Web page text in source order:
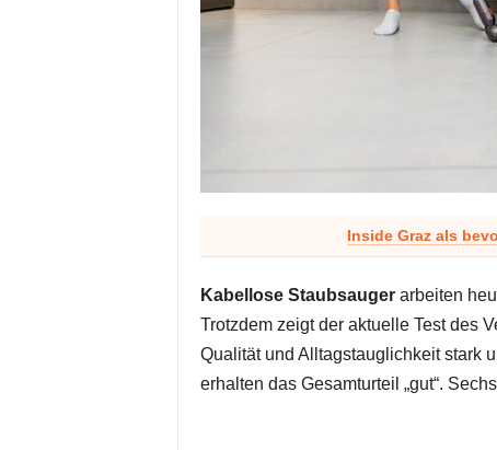
Inside Graz als
Kabellose Staubsaugerarbeiten
Trotzdem zeigt der aktuelle Test des
Qualität und Alltagstauglichkeit stark
erhalten das Gesamturteil „gut“.